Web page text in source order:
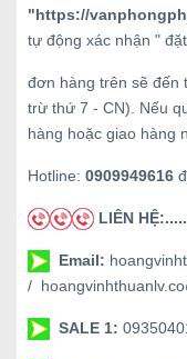
"https://
tự động xác nhận "
đơn hàng trên sẽ đến
trừ thứ 7 - CN). Nếu
hàng hoặc giao hàng
Hotline: 0909949616
LIÊN
Email:
/
SALE 1: